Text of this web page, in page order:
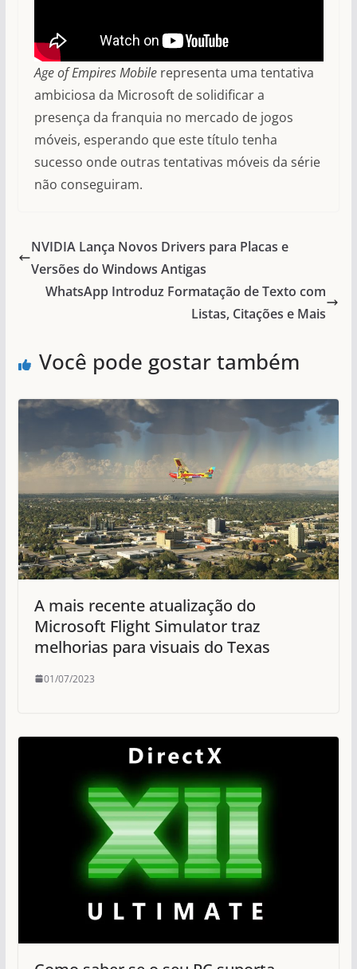
Age of Empires Mobilerepresenta uma tentativa
ambiciosa da Microsoft de solidificar a
presença da franquia no mercado de jogos
móveis, esperando que este título tenha
sucesso onde outras tentativas móveis da série
não conseguiram.
NVIDIA Lança Novos Drivers para Placas e
Versões do Windows Antigas
WhatsApp Introduz Formatação de Texto com
Listas, Citações e Mais
Você pode gostar também
A mais recente atualização do
Microsoft Flight Simulator traz
melhorias para visuais do Texas
01/07/2023